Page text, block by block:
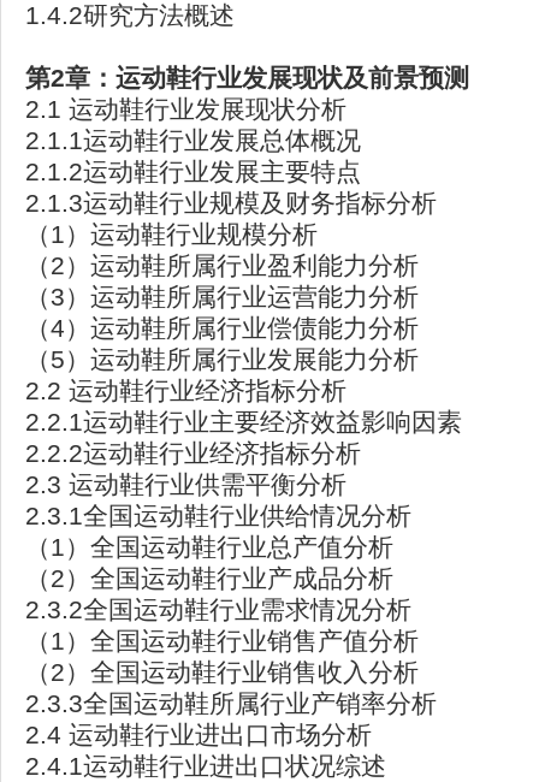
1.4.2研究方法概述
第2章：运动鞋行业发展现状及前景预测
2.1 运动鞋行业发展现状分析
2.1.1运动鞋行业发展总体概况
2.1.2运动鞋行业发展主要特点
2.1.3运动鞋行业规模及财务指标分析
（1）运动鞋行业规模分析
（2）运动鞋所属行业盈利能力分析
（3）运动鞋所属行业运营能力分析
（4）运动鞋所属行业偿债能力分析
（5）运动鞋所属行业发展能力分析
2.2 运动鞋行业经济指标分析
2.2.1运动鞋行业主要经济效益影响因素
2.2.2运动鞋行业经济指标分析
2.3 运动鞋行业供需平衡分析
2.3.1全国运动鞋行业供给情况分析
（1）全国运动鞋行业总产值分析
（2）全国运动鞋行业产成品分析
2.3.2全国运动鞋行业需求情况分析
（1）全国运动鞋行业销售产值分析
（2）全国运动鞋行业销售收入分析
2.3.3全国运动鞋所属行业产销率分析
2.4 运动鞋行业进出口市场分析
2.4.1运动鞋行业进出口状况综述